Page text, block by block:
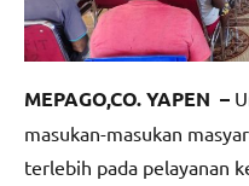
MEPAGO,CO. YAPEN –
masukan-masukan
terlebih pada pelayanan